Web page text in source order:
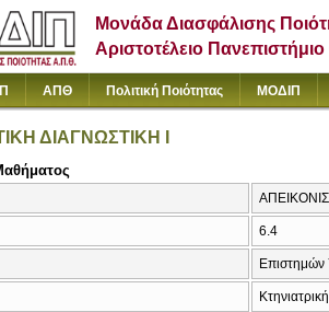
Μονάδα Διασφάλισης
Αριστοτέλειο
ΑΠΘ Πολιτική Ποιότητας ΜΟΔΙΠ
ΔΙΑΓΝΩΣΤΙΚΗ Ι
6.4
Επιστημών